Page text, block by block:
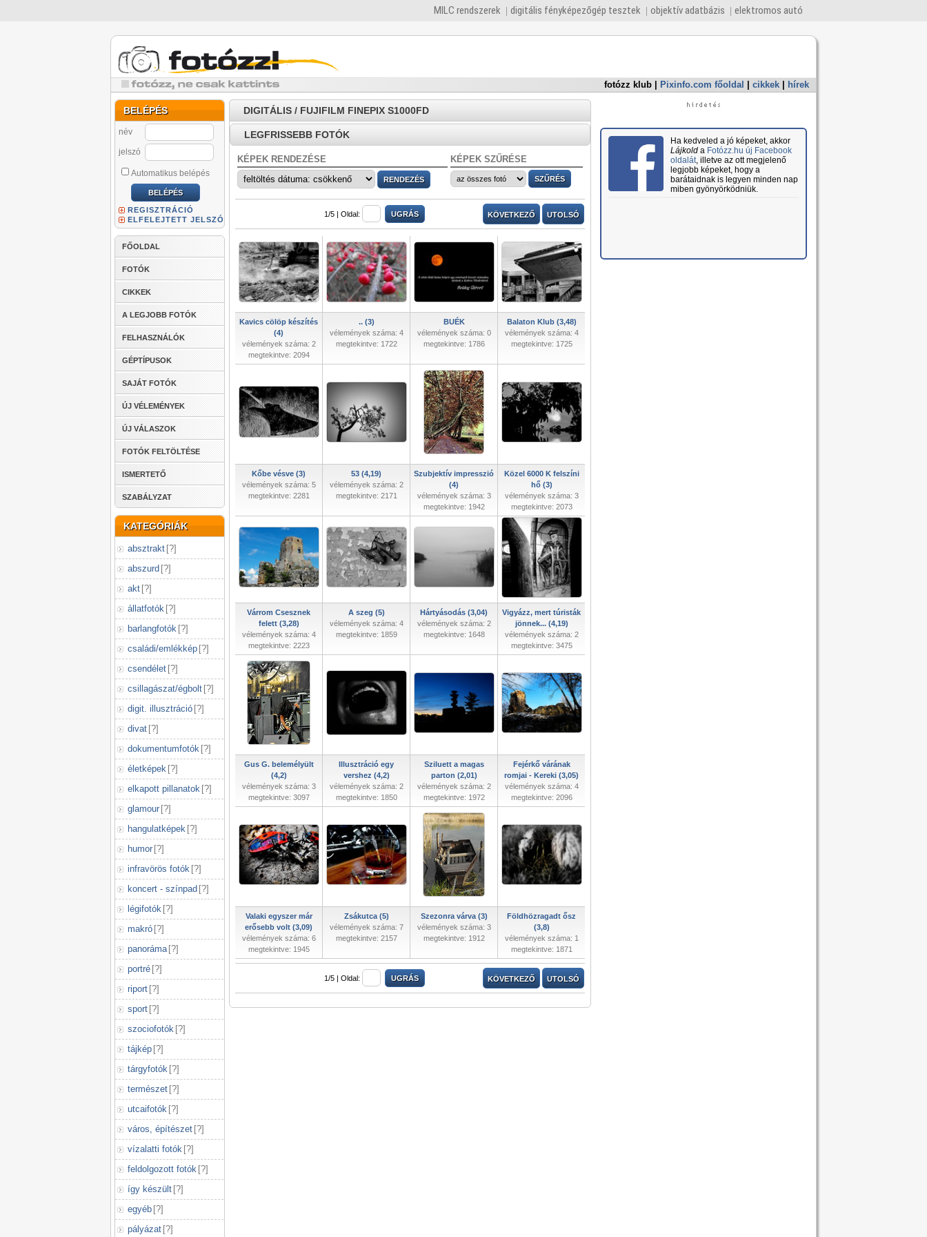
MILC rendszerek digitális fényképezőgép tesztek objektív adatbázis elektromos autó
fotózz klub Pixinfo.com főoldal cikkek hírek
BELÉPÉS
név
jelszó
Automatikus belépés
REGISZTRÁCIÓ
ELFELEJTETT JELSZÓ
FŐOLDAL
FOTÓK
CIKKEK
A LEGJOBB FOTÓK
FELHASZNÁLÓK
GÉPTÍPUSOK
SAJÁT FOTÓK
ÚJ VÉLEMÉNYEK
ÚJ VÁLASZOK
FOTÓK FELTÖLTÉSE
ISMERTETŐ
SZABÁLYZAT
KATEGÓRIÁK
absztrakt [?]
abszurd [?]
akt [?]
állatfotók [?]
barlangfotók [?]
családi/emlékkép [?]
csendélet [?]
csillagászat/égbolt [?]
digit. illusztráció [?]
divat [?]
dokumentumfotók [?]
életképek [?]
elkapott pillanatok [?]
glamour [?]
hangulatképek [?]
humor [?]
infravörös fotók [?]
koncert - színpad [?]
légifotók [?]
makró [?]
panoráma [?]
portré [?]
riport [?]
sport [?]
szociofotók [?]
tájkép [?]
tárgyfotók [?]
természet [?]
utcaifotók [?]
város, építészet [?]
vízalatti fotók [?]
feldolgozott fotók [?]
így készült [?]
egyéb [?]
pályázat [?]
DIGITÁLIS / FUJIFILM FINEPIX S1000FD
LEGFRISSEBB FOTÓK
KÉPEK RENDEZÉSE KÉPEK SZŰRÉSE
1/5 | Oldal: KÖVETKEZŐ UTOLSÓ
Kavics cölöp készítés
(4)
vélemények száma: 2
megtekintve: 2094
.. (3)
vélemények száma: 4
megtekintve: 1722
BUÉK
vélemények száma: 0
megtekintve: 1786
Balaton Klub (3,48)
vélemények száma: 4
megtekintve: 1725
Kőbe vésve (3)
vélemények száma: 5
megtekintve: 2281
53 (4,19)
vélemények száma: 2
megtekintve: 2171
Szubjektív impresszió
(4)
vélemények száma: 3
megtekintve: 1942
Közel 6000 K felszíni
hő (3)
vélemények száma: 3
megtekintve: 2073
Várrom Csesznek
felett (3,28)
vélemények száma: 4
megtekintve: 2223
A szeg (5)
vélemények száma: 4
megtekintve: 1859
Hártyásodás (3,04)
vélemények száma: 2
megtekintve: 1648
Vigyázz, mert túristák
jönnek... (4,19)
vélemények száma: 2
megtekintve: 3475
Gus G. belemélyült
(4,2)
vélemények száma: 3
megtekintve: 3097
Illusztráció egy
vershez (4,2)
vélemények száma: 2
megtekintve: 1850
Sziluett a magas
parton (2,01)
vélemények száma: 2
megtekintve: 1972
Fejérkő várának
romjai - Kereki (3,05)
vélemények száma: 4
megtekintve: 2096
Valaki egyszer már
erősebb volt (3,09)
vélemények száma: 6
megtekintve: 1945
Zsákutca (5)
vélemények száma: 7
megtekintve: 2157
Szezonra várva (3)
vélemények száma: 3
megtekintve: 1912
Földhözragadt ősz
(3,8)
vélemények száma: 1
megtekintve: 1871
1/5 | Oldal: KÖVETKEZŐ UTOLSÓ
Ha kedveled a jó képeket, akkor
Lájkolda Fotózz.hu új Facebook
oldalát, illetve az ott megjelenő
legjobb képeket, hogy a
barátaidnak is legyen minden nap
miben gyönyörködniük.